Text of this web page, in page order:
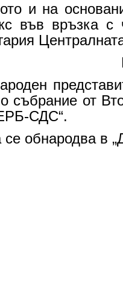
и на
във връзка
събрание от
СДС“.
обнародва в